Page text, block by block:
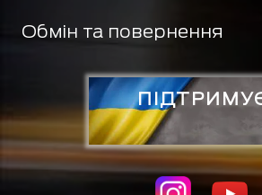
Обмін та повернення